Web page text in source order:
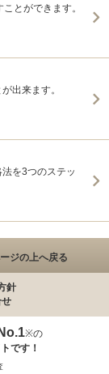
とができます。
出来ます。
を3つのステッ
ジの上へ戻る
針
※の
です！